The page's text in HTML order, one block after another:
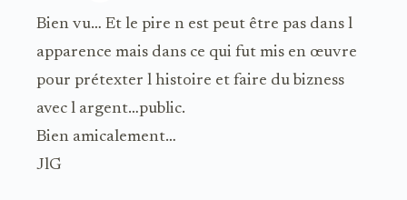
Bien vu… Et le pire n est peut être pas dans l
apparence mais dans ce qui fut mis en œuvre
pour prétexter l histoire et faire du bizness
avec l argent…public.
Bien amicalement…
JlG